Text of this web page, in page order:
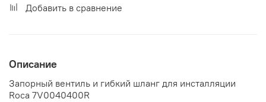
Добавить в сравнение
Описание
Запорный вентиль и гибкий шланг для инсталляции
Roca 7V0040400R